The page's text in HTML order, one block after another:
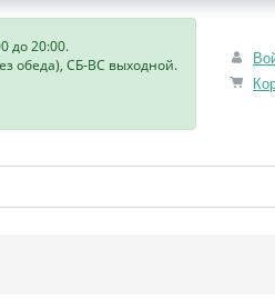
до 20:00.
обеда), СБ-ВС выходной.